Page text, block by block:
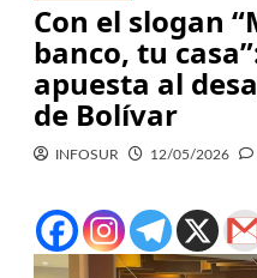
Con el slogan
banco, tu
apuesta al
de Bolívar
INFOSUR 12/05/2026